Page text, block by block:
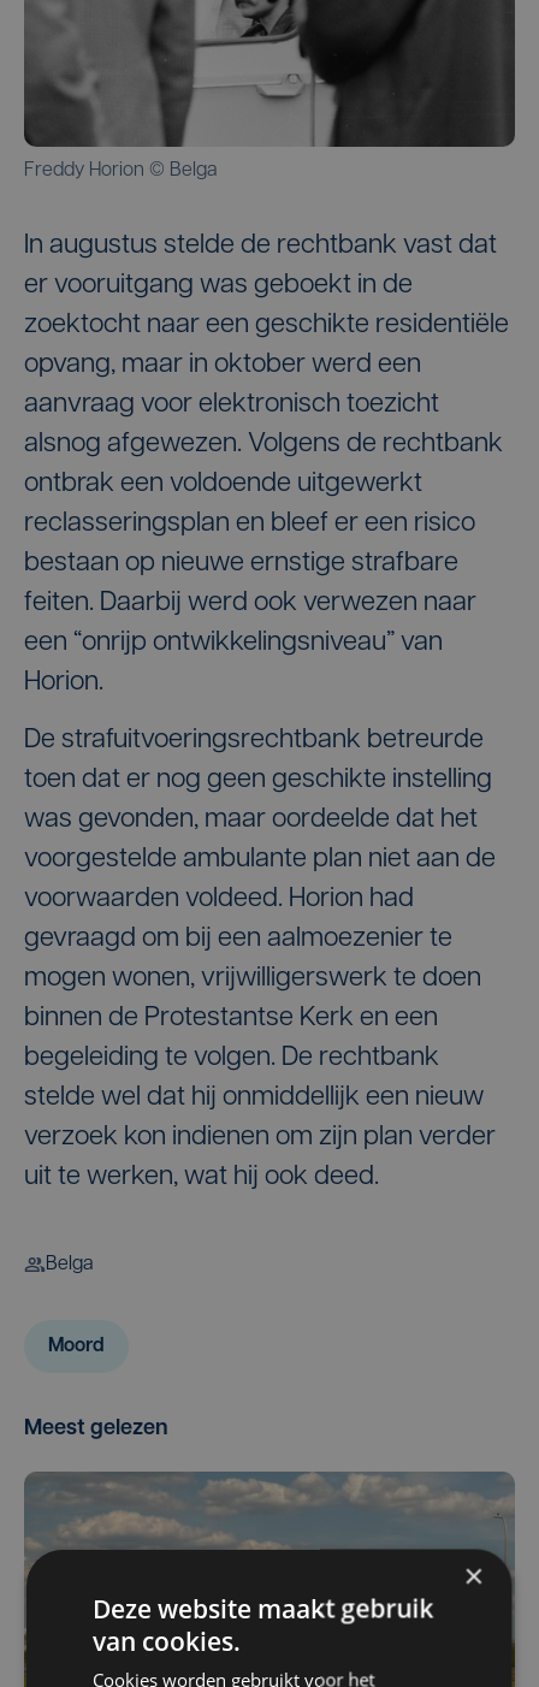
Freddy Horion © Belga
In augustus stelde de rechtbank vast dat
er vooruitgang was geboekt in de
zoektocht naar een geschikte residentiële
opvang, maar in oktober werd een
aanvraag voor elektronisch toezicht
alsnog afgewezen. Volgens de rechtbank
ontbrak een voldoende uitgewerkt
reclasseringsplan en bleef er een risico
bestaan op nieuwe ernstige strafbare
feiten. Daarbij werd ook verwezen naar
een “onrijp ontwikkelingsniveau” van
Horion.
De strafuitvoeringsrechtbank betreurde
toen dat er nog geen geschikte instelling
was gevonden, maar oordeelde dat het
voorgestelde ambulante plan niet aan de
voorwaarden voldeed. Horion had
gevraagd om bij een aalmoezenier te
mogen wonen, vrijwilligerswerk te doen
binnen de Protestantse Kerk en een
begeleiding te volgen. De rechtbank
stelde wel dat hij onmiddellijk een nieuw
verzoek kon indienen om zijn plan verder
uit te werken, wat hij ook deed.
Belga
Moord
Meest gelezen
×
Deze website maakt gebruik
van cookies.
Cookies worden gebruikt voor het